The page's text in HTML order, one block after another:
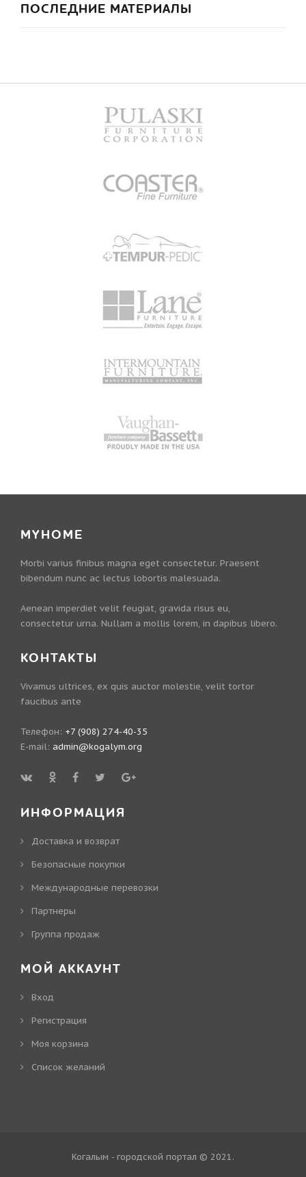
ПОСЛЕДНИЕ МАТЕРИАЛЫ
MYHOME
Morbi varius finibus magna eget consectetur. Praesent
bibendum nunc ac lectus lobortis malesuada.
Aenean imperdiet velit feugiat, gravida risus eu,
consectetur urna. Nullam a mollis lorem, in dapibus libero.
КОНТАКТЫ
Vivamus ultrices, ex quis auctor molestie, velit tortor
faucibus ante
Телефон: +7 (908) 274-40-35
E-mail: admin@kogalym.org
ИНФОРМАЦИЯ
Доставка и возврат
Безопасные покупки
Международные перевозки
Партнеры
Группа продаж
МОЙ АККАУНТ
Вход
Регистрация
Моя корзина
Cписок желаний
Когалым - городской портал © 2021.